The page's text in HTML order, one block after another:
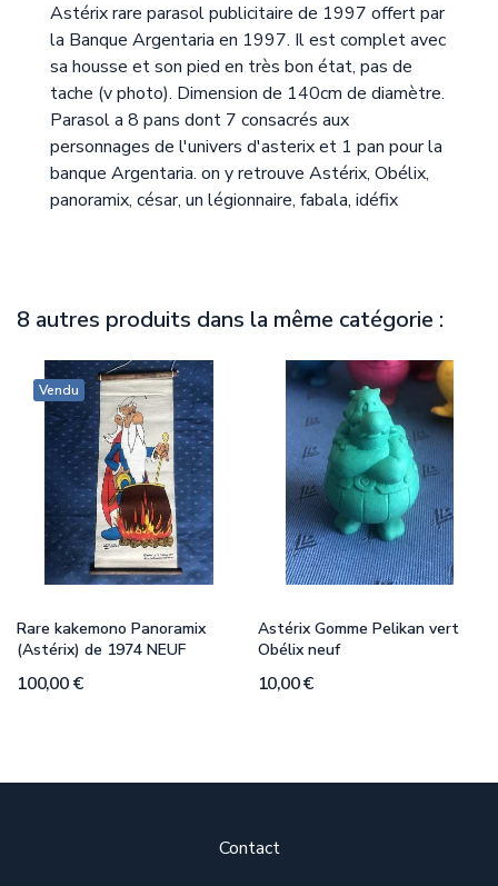
Astérix rare parasol publicitaire de 1997 offert par
la Banque Argentaria en 1997. Il est complet avec
sa housse et son pied en très bon état, pas de
tache (v photo). Dimension de 140cm de diamètre.
Parasol a 8 pans dont 7 consacrés aux
personnages de l'univers d'asterix et 1 pan pour la
banque Argentaria. on y retrouve Astérix, Obélix,
panoramix, césar, un légionnaire, fabala, idéfix
8 autres produits dans la même catégorie :
Vendu
Rare kakemono Panoramix
(Astérix) de 1974 NEUF
100,00 €
Astérix Gomme Pelikan vert
Obélix neuf
10,00 €
Contact